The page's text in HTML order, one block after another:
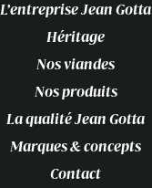
L’entreprise Jean Gotta
Héritage
Nos viandes
Nos produits
La qualité Jean Gotta
Marques & concepts
Contact